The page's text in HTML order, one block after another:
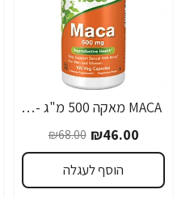
-32%
MACA מאקה 500 מ"ג - 100 כמוסות - מבית NOW FOODS
₪46.00
₪68.00
הוסף לעגלה